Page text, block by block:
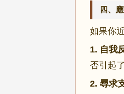
四、
如果你
1. 自我
否引起
2. 尋求